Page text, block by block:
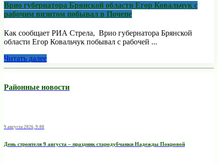
Врио губернатора Брянской области Егор Ковальчук с
рабочим визитом побывал в Почепе
Как сообщает РИА Стрела, Врио губернатора Брянской
области Егор Ковальчук побывал с рабочей ...
Читать далее
Районные новости
9 августа 2026, 9:00
День строителя 9 августа – праздник стародубчанки Надежды Покровой